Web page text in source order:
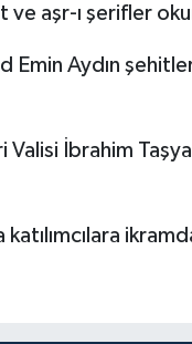
ve aşr-ı şerifler
Emin Aydın
Valisi İbrahim
katılımcılara